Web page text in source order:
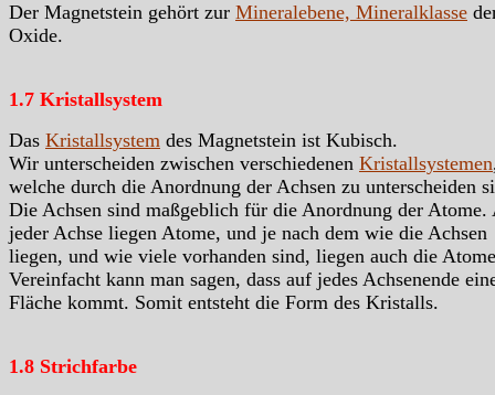
Der Magnetstein gehört zur Mineralebene, Mineralklasse
Oxide.
1.7 Kristallsystem
Das Kristallsystem des Magnetstein ist Kubisch.
Wir unterscheiden zwischen verschiedenen Kristallsystemen
welche durch die Anordnung der Achsen zu unterscheiden
Die Achsen sind maßgeblich für die Anordnung der Atome.
jeder Achse liegen Atome, und je nach dem wie die Achsen
liegen, und wie viele vorhanden sind, liegen auch die
Vereinfacht kann man sagen, dass auf jedes Achsenende
Fläche kommt. Somit entsteht die Form des Kristalls.
1.8 Strichfarbe